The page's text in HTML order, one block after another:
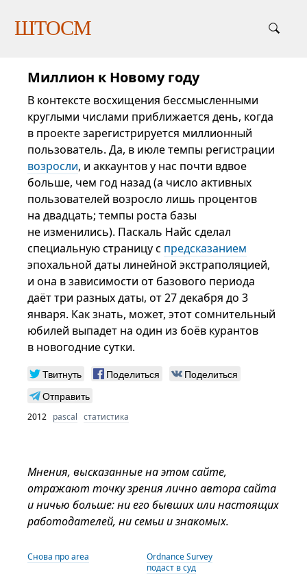
ШТОСМ
Миллион к Новому году
В контексте восхищения бессмысленными
круглыми числами приближается день, когда
в проекте зарегистрируется миллионный
пользователь. Да, в июле темпы регистрации
возросли, и аккаунтов у нас почти вдвое
больше, чем год назад (а число активных
пользователей возросло лишь процентов
на двадцать; темпы роста базы
не изменились). Паскаль Найс сделал
специальную страницу с предсказанием
эпохальной даты линейной экстраполяцией,
и она в зависимости от базового периода
даёт три разных даты, от 27 декабря до 3
января. Как знать, может, этот сомнительный
юбилей выпадет на один из боёв курантов
в новогодние сутки.
Твитнуть Поделиться
Поделиться
Отправить
2012 pascal статистика
Мнения, высказанные на этом сайте,
отражают точку зрения лично автора сайта
и ничью больше: ни его бывших или настоящих
работодателей, ни семьи и знакомых.
Снова про area
Ordnance Survey
подаст в суд